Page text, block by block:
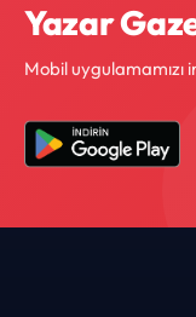
Yazar
Mobil